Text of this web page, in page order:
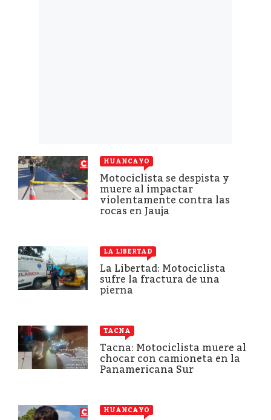
HUANCAYO
Motociclista se despista y
muere al impactar
violentamente contra las
rocas en Jauja
LA LIBERTAD
La Libertad: Motociclista
sufre la fractura de una
pierna
TACNA
Tacna: Motociclista muere al
chocar con camioneta en la
Panamericana Sur
HUANCAYO